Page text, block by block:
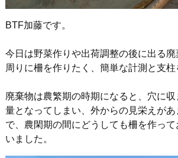
BTF加藤です。
今日は野菜作りや出荷調整の後に出る
周りに柵を作りたく、簡単な計測と支柱
廃棄物は農繁期の時期になると、穴に
量となってしまい、外からの見栄えが
で、農閑期の間にどうしても柵を作っ
いました。